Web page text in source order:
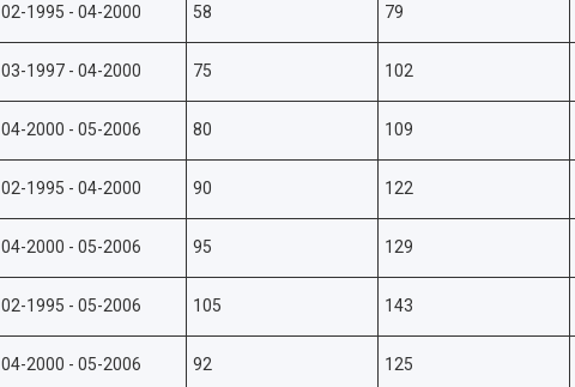
02-1995 - 04-2000 58 79
03-1997 - 04-2000 75 102
04-2000 - 05-2006 80 109
02-1995 - 04-2000 90 122
04-2000 - 05-2006 95 129
02-1995 - 05-2006 105 143
04-2000 - 05-2006 92 125